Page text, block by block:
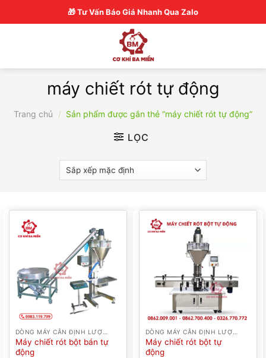
to
Hotline: 0326770772
máy chiết rót tự động
Trang chủ / Sản phẩm được gắn thẻ “máy chiết rót tự động”
LỌC
Máy chiết rót bột bán tự
động
Máy chiết rót bột tự
động
🎁 Tư Vấn Báo Giá Nhanh Qua Zalo